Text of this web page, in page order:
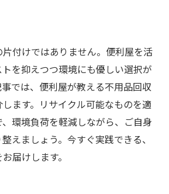
付けではありません。便利屋を活
を抑えつつ環境にも優しい選択が
では、便利屋が教える不用品回収
ます。リサイクル可能なものを適
環境負荷を軽減しながら、ご自身
えましょう。今すぐ実践できる、
届けします。